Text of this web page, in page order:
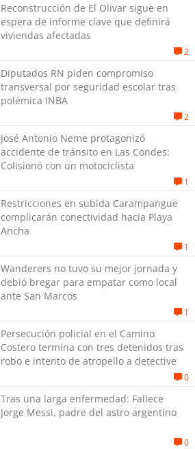
Reconstrucción de El Olivar sigue en
espera de informe clave que definirá
viviendas afectadas
2
Diputados RN piden compromiso
transversal por seguridad escolar tras
polémica INBA
2
José Antonio Neme protagonizó
accidente de tránsito en Las Condes:
Colisionó con un motociclista
1
Restricciones en subida Carampangue
complicarán conectividad hacia Playa
Ancha
1
Wanderers no tuvo su mejor jornada y
debió bregar para empatar como local
ante San Marcos
1
Persecución policial en el Camino
Costero termina con tres detenidos tras
robo e intento de atropello a detective
0
Tras una larga enfermedad: Fallece
Jorge Messi, padre del astro argentino
0